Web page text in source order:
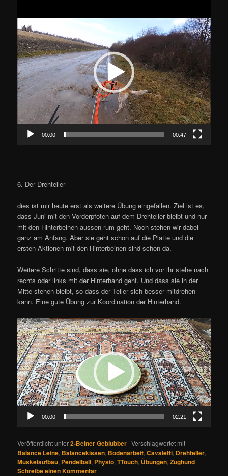
00:00 00:47
6. Der Drehteller
dies ist mir heute erst als weitere Übung eingefallen. Ziel ist es,
dass Juni mit den Vorderpfoten auf dem Drehteller bleibt und nur
mit den Hinterbeinen aussen rum geht. Noch stehen wir dabei
ganz am Anfang. Aber sie geht schon auf die Platte und die
ersten Aktionen mit den Hinterbeinen sind schon da.
Weitere Schritte sind, dass sie, ohne dass ich vor ihr stehe nach
rechts oder links mit der Hinterhand geht. Und dass sie in der
Mitte stehen bleibt, so dass der Teller sich besser mitdrehen
kann. Eine gute Übung zur Koordination der Hinterhand.
Video-
Player
00:00 02:21
Veröffentlicht unter2-Beiner Geblubber |Verschlagwortet mit
Balance Leine, Balancekissen, Bodenarbeit,Cavaletti, Drehteller,
Muskelaufbau, Pendelball, Physio,TTouch, Übungen,Zughund |
Schreibe einen Kommentar